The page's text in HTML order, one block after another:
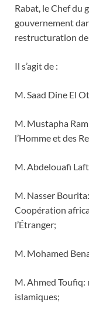
Rabat, le Chef du
gouvernement
restructuration de
Il s’agit de :
M. Saad Dine El
M. Mustapha
l’Homme et des
M. Abdelouafi
M. Nasser
Coopération
l’Étranger;
M. Mohamed
M. Ahmed
islamiques;